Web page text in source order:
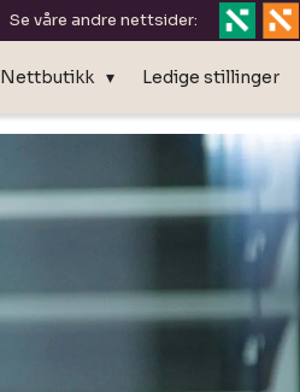
Se våre andre nettsider:
Nettbutikk Ledige stillinger